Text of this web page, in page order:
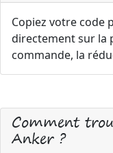
Copiez votre code
directement sur la
commande, la
Comment
Anker ?